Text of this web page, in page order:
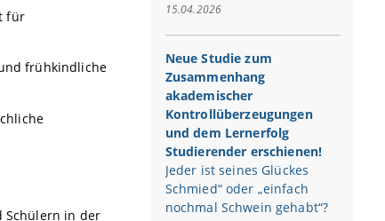
für
frühkindliche
Schülern in der
15.04.2026
Neue Studie zum
Zusammenhang
akademischer
Kontrollüberzeugungen
und dem Lernerfolg
Studierender erschienen!
Jeder ist seines Glückes
Schmied“ oder „einfach
nochmal Schwein gehabt“?